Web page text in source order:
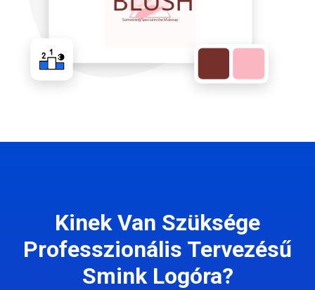
Kinek Van Szüksége
Professzionális Tervezésű
Smink Logóra?